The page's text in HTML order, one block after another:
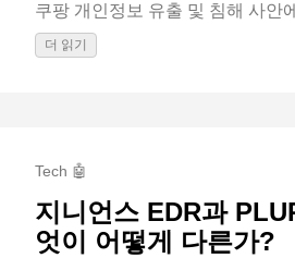
쿠팡 개인정보 유출 및 침해 사안
더 읽기
Tech 🤖
지니언스 EDR과
엇이 어떻게 다른가?